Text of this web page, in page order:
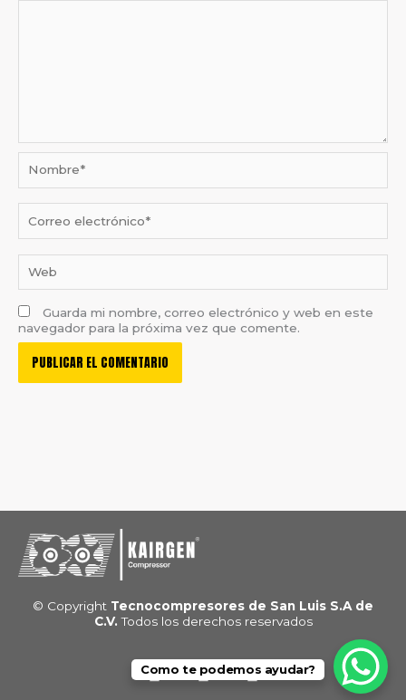
electrónico*
Guarda mi nombre, correo electrónico y web en este
navegador para la próxima vez que comente.
© Copyright Tecnocompresores de San Luis S.A de
C.V. Todos los derechos reservados
F
a
L
i
W
h
Como te podemos ayudar?